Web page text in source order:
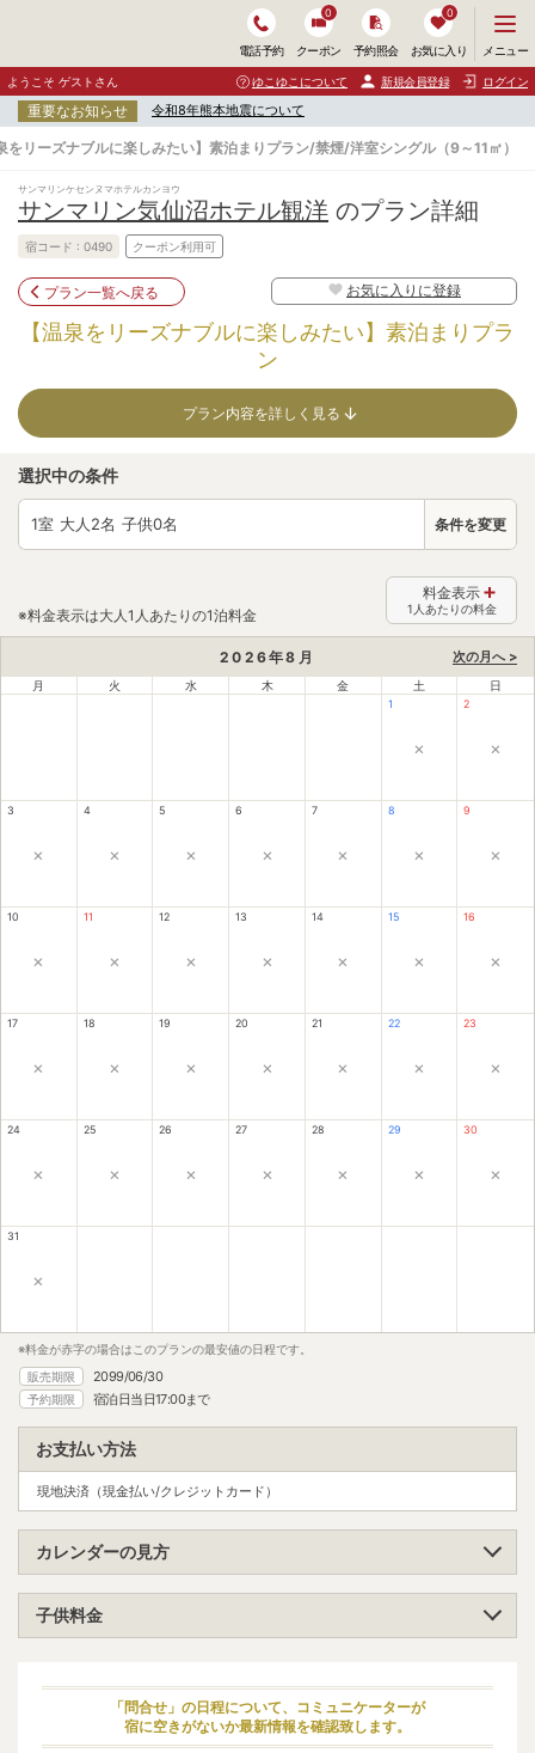
電話予約 クーポン
0
予約照会 お気に入り
0
ニ
ュ
ー
開
く
メニュー
ようこそ ゲストさん ゆこゆこについて 新規会員登録 ログイン
重要なお知らせ 令和8年熊本地震について
をリーズナブルに楽しみたい】素泊まりプラン/禁煙/洋室シングル（9～11㎡）
サンマリンケセンヌマホテルカンヨウ
サンマリン気仙沼ホテル観洋 のプラン詳細
宿コード : 0490 クーポン利用可
プラン一覧へ戻る お気に入りに登録
【温泉をリーズナブルに楽しみたい】素泊まりプラ
ン
プラン内容を詳しく見る
選択中の条件
1室 大人 2名 子供0名 条件を変更
※料金表示は大人1人あたりの1泊料金
料金表示
1人あたりの料金
次の月へ >
2026年8 月
月 火 水 木 金 土 日
1
×
2
×
3
×
4
×
5
×
6
×
7
×
8
×
9
×
10
×
11
×
12
×
13
×
14
×
15
×
16
×
17
×
18
×
19
×
20
×
21
×
22
×
23
×
24
×
25
×
26
×
27
×
28
×
29
×
30
×
31
×
※料金が赤字の場合はこのプランの最安値の日程です。
販売期限
2099/06/30
予約期限 宿泊日当日17:00まで
お支払い方法
現地決済（現金払い/クレジットカード）
カレンダーの見方
子供料金
小学生（低学年） 大人料金の70%
幼児（寝具・食事あり） 大人料金の50%
「問合せ」の日程について、コミュニケーターが
宿に空きがないか最新情報を確認致します。